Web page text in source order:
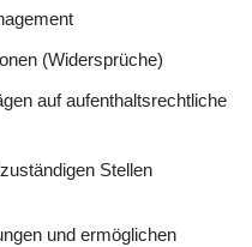
(Widersprüche)
auf aufenthaltsrechtliche
Stellen
und ermöglichen